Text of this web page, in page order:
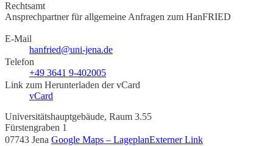
Rechtsamt
Ansprechpartner für allgemeine Anfragen zum HanFRIED
E-Mail
hanfried@uni-jena.de
Telefon
+49 3641 9-402005
Link zum Herunterladen der vCard
vCard
Universitätshauptgebäude, Raum 3.55
Fürstengraben 1
07743 Jena Google Maps – LageplanExterner Link